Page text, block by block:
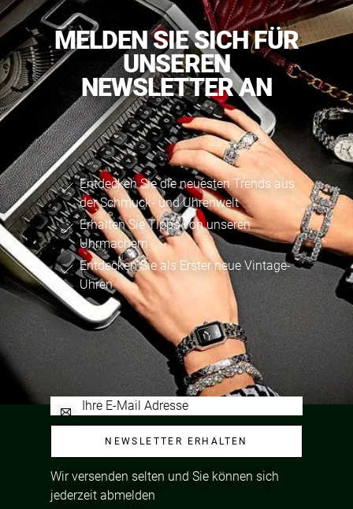
MELDEN SIE SICH FÜR
UNSEREN
NEWSLETTER AN
Entdecken Sie die neuesten Trends aus
der Schmuck- und Uhrenwelt
Erhalten Sie Tipps von unseren
Uhrmachern
Entdecken Sie als Erster neue Vintage-
Uhren
NEWSLETTER ERHALTEN
Wir versenden selten und Sie können sich
jederzeit abmelden